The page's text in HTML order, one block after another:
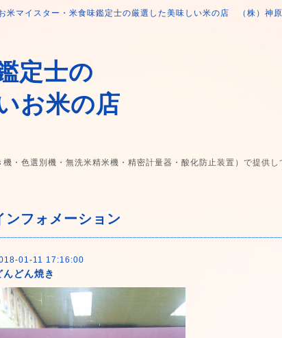
米マイスター・米食味鑑定士の厳選した美味しい米の店 （株）神
定士の
お米の店
・色選別機・無洗米精米機・精密計量器・酸化防止装置）で提供し
ンフォメーション
01-11 17:16:00
んどん焼き